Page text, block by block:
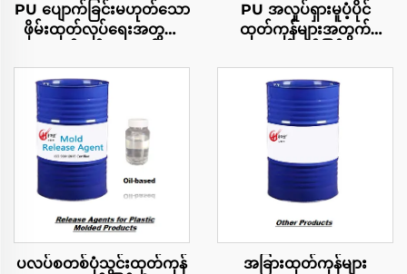
PU ပျောက်ခြင်းမဟုတ်သော
ဖိုမ်းထုတ်လုပ်ရေးအတွက်
PU အလှုပ်ရှားမူပံ့ပိုင်
ထုတ်ကုန်များအတွက်
အစားအသောက်
ပလပ်စတစ်ပုံသွင်းထုတ်ကုန်
အခြားထုတ်ကုန်များ